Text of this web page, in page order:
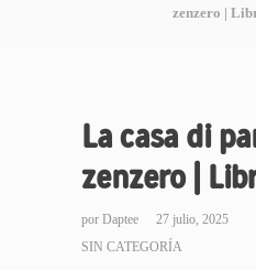
zenzero |
La casa di
zenzero |
por Daptee
27 julio, 2025
SIN CATEGORÍA